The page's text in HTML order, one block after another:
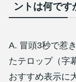
ントは何です
A. 冒頭3秒で惹
たテロップ（字
おすすめ表示に